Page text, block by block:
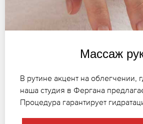
Массаж
В рутине акцент на облегчении,
наша студия в Фергана
Процедура гарантирует